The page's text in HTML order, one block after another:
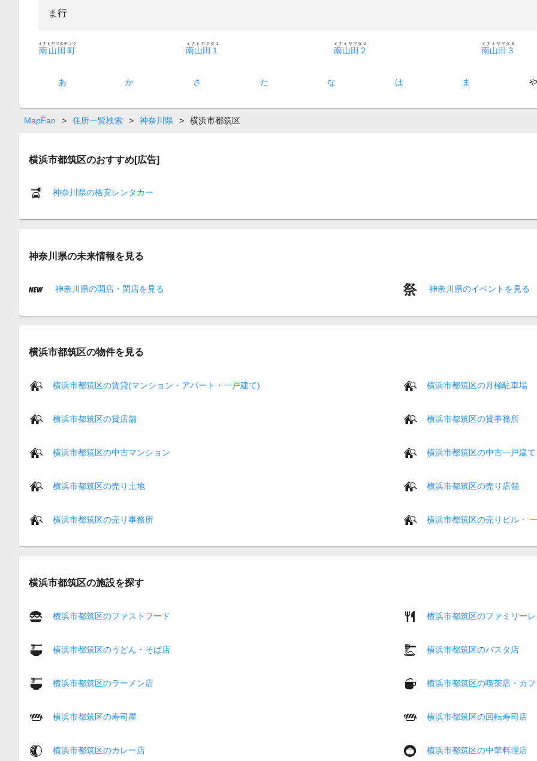
ま行
南山田町
ミナミヤマタチョウ
南山田１
ミナミヤマタ１
南山田２
ミナミヤマタ２
南山田３
ミナミヤマタ３
あ か さ た な は ま や
MapFan > 住所一覧検索 > 神奈川県 > 横浜市都筑区
横浜市都筑区のおすすめ[広告]
神奈川県の格安レンタカー
神奈川県の未来情報を見る
神奈川県の開店・閉店を見る 神奈川県のイベントを見る
横浜市都筑区の物件を見る
横浜市都筑区の賃貸(マンション・アパート・一戸建て) 横浜市都筑区の月極駐車場
横浜市都筑区の貸店舗 横浜市都筑区の貸事務所
横浜市都筑区の中古マンション 横浜市都筑区の中古一戸建て
横浜市都筑区の売り土地 横浜市都筑区の売り店舗
横浜市都筑区の売り事務所 横浜市都筑区の売りビル・
横浜市都筑区の施設を探す
横浜市都筑区のファストフード 横浜市都筑区のファミリー
横浜市都筑区のうどん・そば店 横浜市都筑区のパスタ店
横浜市都筑区のラーメン店 横浜市都筑区の喫茶店・カフ
横浜市都筑区の寿司屋 横浜市都筑区の回転寿司店
横浜市都筑区のカレー店 横浜市都筑区の中華料理店